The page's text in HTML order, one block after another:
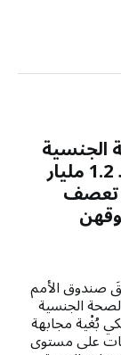
الجنسية
والإنجابية تطلقُ نداءً إنسانياً لحشد 1.2 مليار
تعصف
الأول (ديسمبر) 2023 – أطلقَ صندوق الأمم
الجنسية
دولار أمريكي بُغْية مجابهة
على مستوى